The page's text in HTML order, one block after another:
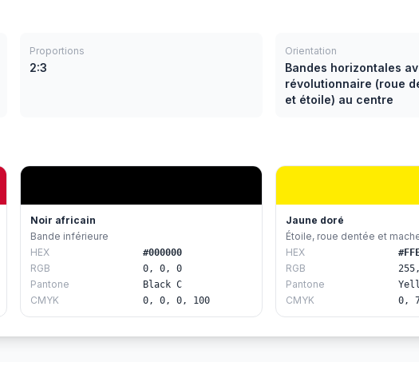
Proportions
2:3
Orientation
Bandes horizontales
révolutionnaire (roue
et étoile) au centre
Noir africain
Bande inférieure
HEX
#000000
RGB 0, 0, 0
Pantone Black C
CMYK 0, 0, 0, 100
Jaune doré
Étoile, roue dentée et
HEX
RGB
Pantone
CMYK 0,